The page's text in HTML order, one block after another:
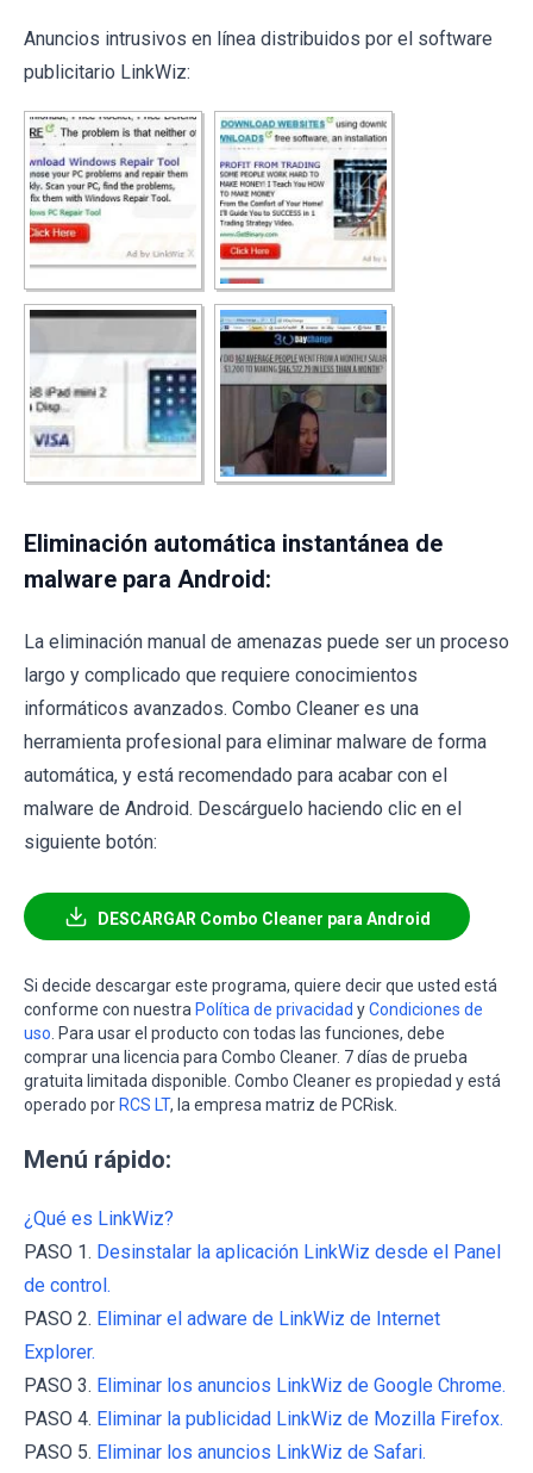
Anuncios intrusivos en línea distribuidos por el software
publicitario LinkWiz:
Eliminación automática instantánea de
malware para Android:
La eliminación manual de amenazas puede ser un proceso
largo y complicado que requiere conocimientos
informáticos avanzados. Combo Cleaner es una
herramienta profesional para eliminar malware de forma
automática, y está recomendado para acabar con el
malware de Android. Descárguelo haciendo clic en el
siguiente botón:
DESCARGAR Combo Cleaner para Android
Si decide descargar este programa, quiere decir que usted está
conforme con nuestra Política de privacidad yCondiciones de
uso . Para usar el producto con todas las funciones, debe
comprar una licencia para Combo Cleaner. 7 días de prueba
gratuita limitada disponible. Combo Cleaner es propiedad y está
operado por RCS LT, la empresa matriz de PCRisk.
Menú rápido:
¿Qué es LinkWiz?
PASO 1. Desinstalar la aplicación LinkWiz desde el Panel
de control.
PASO 2. Eliminar el adware de LinkWiz de Internet
Explorer.
PASO 3. Eliminar los anuncios LinkWiz de Google Chrome.
PASO 4. Eliminar la publicidad LinkWiz de Mozilla Firefox.
PASO 5. Eliminar los anuncios LinkWiz de Safari.